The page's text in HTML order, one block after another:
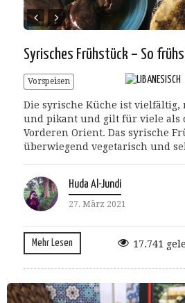
Syrisches Frühstück – So
Vorspeisen
Die syrische Küche ist
und pikant und gilt für viele als
Vorderen Orient. Das syrische
überwiegend vegetarisch und
Huda Al-Jundi
27. März 2021
Mehr Lesen 17.741